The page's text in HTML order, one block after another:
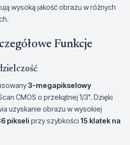
wysoką jakość obrazu w różnych
Funkcje
3-megapikselowy
CMOS o przekątnej 1/3". Dzięki
uzyskanie obrazu w wysokiej
pikseli przy szybkości 15 klatek na